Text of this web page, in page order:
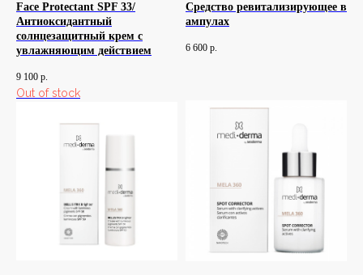
Face Protectant SPF 33/
Антиоксидантный
солнцезащитный крем с
увлажняющим действием
9 100 р.
Out of stock
Средство ревитализирующее в
ампулах
6 600 р.